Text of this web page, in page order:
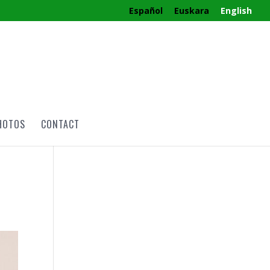
Español Euskara English
CONTACT